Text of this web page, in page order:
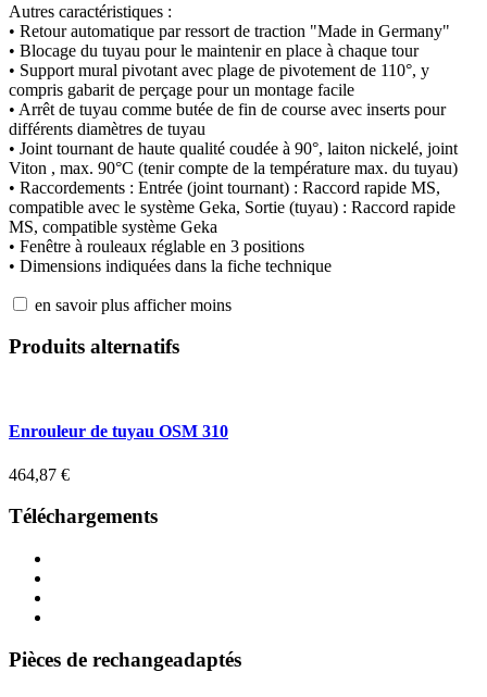
Autres caractéristiques :
• Retour automatique par ressort de traction "Made in Germany"
• Blocage du tuyau pour le maintenir en place à chaque tour
• Support mural pivotant avec plage de pivotement de 110°, y
compris gabarit de perçage pour un montage facile
• Arrêt de tuyau comme butée de fin de course avec inserts pour
différents diamètres de tuyau
• Joint tournant de haute qualité coudée à 90°, laiton nickelé, joint
Viton , max. 90°C (tenir compte de la température max. du tuyau)
• Raccordements : Entrée (joint tournant) : Raccord rapide MS,
compatible avec le système Geka, Sortie (tuyau) : Raccord rapide
MS, compatible système Geka
• Fenêtre à rouleaux réglable en 3 positions
• Dimensions indiquées dans la fiche technique
en savoir plus afficher moins
Produits alternatifs
Enrouleur de tuyau OSM 310
464,87 €
Téléchargements
Pièces de rechangeadaptés